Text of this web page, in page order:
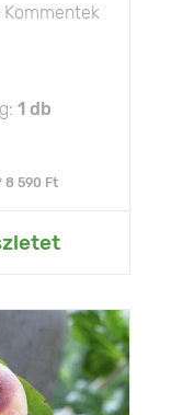
Kommentek
1 db
8 590 Ft